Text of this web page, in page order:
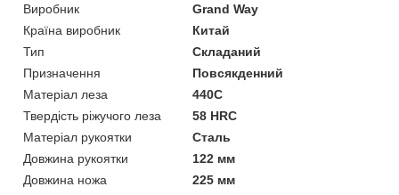
Виробник
Grand Way
Країна виробник
Китай
Тип
Складаний
Призначення
Повсякденний
Матеріал леза
440C
Твердість ріжучого леза
58 HRC
Матеріал рукоятки
Сталь
Довжина рукоятки
122 мм
Довжина ножа
225 мм